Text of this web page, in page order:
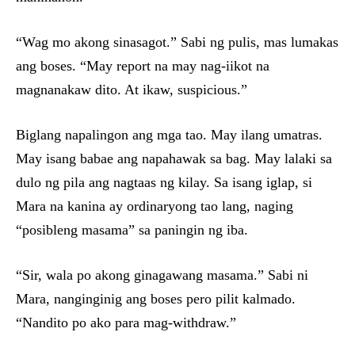
“Wag mo akong sinasagot.” Sabi ng pulis, mas lumakas
ang boses. “May report na may nag-iikot na
magnanakaw dito. At ikaw, suspicious.”
Biglang napalingon ang mga tao. May ilang umatras.
May isang babae ang napahawak sa bag. May lalaki sa
dulo ng pila ang nagtaas ng kilay. Sa isang iglap, si
Mara na kanina ay ordinaryong tao lang, naging
“posibleng masama” sa paningin ng iba.
“Sir, wala po akong ginagawang masama.” Sabi ni
Mara, nanginginig ang boses pero pilit kalmado.
“Nandito po ako para mag-withdraw.”